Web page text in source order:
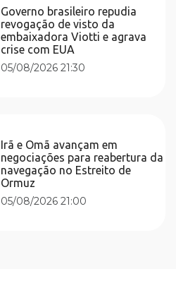
Governo brasileiro repudia
revogação de visto da
embaixadora Viotti e agrava
crise com EUA
05/08/2026 21:30
Irã e Omã avançam em
negociações para reabertura da
navegação no Estreito de
Ormuz
05/08/2026 21:00